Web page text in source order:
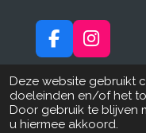
Deze website gebruikt
doeleinden en/of het
Door gebruik te blijven
u hiermee akkoord.
F
a
c
e
b
I
n
s
t
a
Privacyverklaring
© 2020 - 2026 Lak@rt